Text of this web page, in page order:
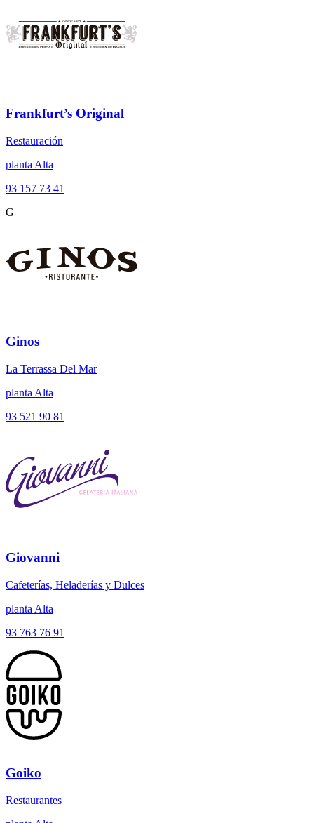
Frankfurt’s Original
Restauración
planta Alta
93 157 73 41
G
Ginos
La Terrassa Del Mar
planta Alta
93 521 90 81
Giovanni
Cafeterías, Heladerías y Dulces
planta Alta
93 763 76 91
Goiko
Restaurantes